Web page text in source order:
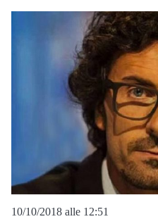
10/10/2018 alle 12:51